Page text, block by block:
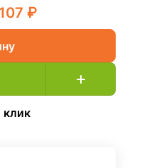
107 ₽
клик